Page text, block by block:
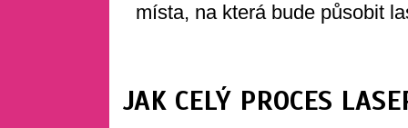
místa, na která bude působit
JAK CELÝ PROCES